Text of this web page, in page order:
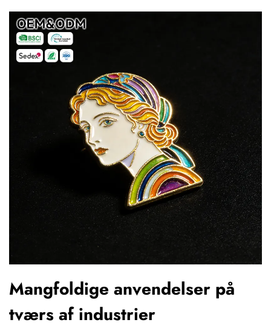
Mangfoldige anvendelser på
tværs af industrier